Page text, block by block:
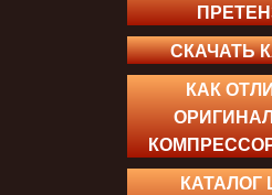
СКАЧАТЬ
КАК
КАТАЛОГ